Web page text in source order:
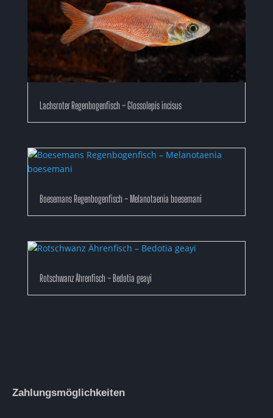
Lachsroter Regenbogenfisch – Glossolepis incisus
Boesemans Regenbogenfisch – Melanotaenia boesemani
Rotschwanz Ährenfisch – Bedotia geayi
Zahlungsmöglichkeiten